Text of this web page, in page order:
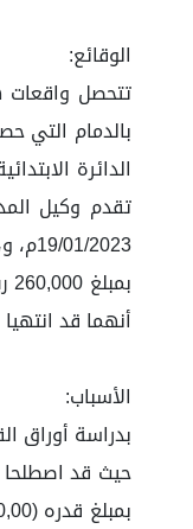
الوقائع:
تتحصل واقعات
أنهما قد
الأسباب:
بدراسة أوراق